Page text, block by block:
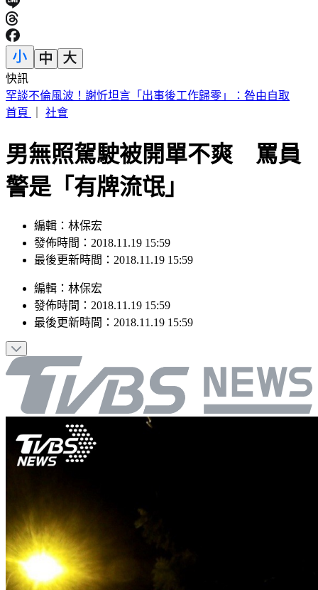
快訊
SBS歌謠大戰／ATEEZ「震胸舞」收視率2.11 奪全晚最高
首頁
社會
男無照駕駛被開單不爽 罵員
警是「有牌流氓」
編輯：林保宏
發佈時間：2018.11.19 15:59
最後更新時間：2018.11.19 15:59
編輯 ： 林保宏
發佈時間： 2018.11.19 15:59
最後更新時間： 2018.11.19 15:59